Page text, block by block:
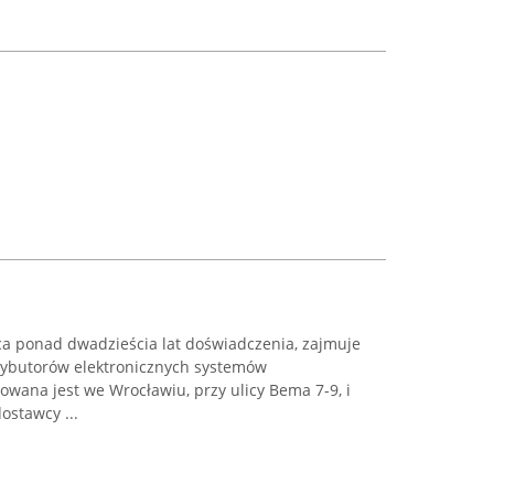
ponad dwadzieścia lat doświadczenia, zajmuje
elektronicznych systemów
jest we Wrocławiu, przy ulicy Bema 7-9, i
...